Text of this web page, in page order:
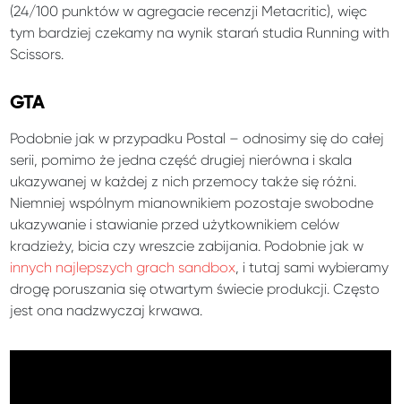
(24/100 punktów w agregacie recenzji Metacritic), więc
tym bardziej czekamy na wynik starań studia Running with
Scissors.
GTA
Podobnie jak w przypadku Postal – odnosimy się do całej
serii, pomimo że jedna część drugiej nierówna i skala
ukazywanej w każdej z nich przemocy także się różni.
Niemniej wspólnym mianownikiem pozostaje swobodne
ukazywanie i stawianie przed użytkownikiem celów
kradzieży, bicia czy wreszcie zabijania. Podobnie jak w
innych najlepszych grach sandbox, i tutaj sami wybieramy
drogę poruszania się otwartym świecie produkcji. Często
jest ona nadzwyczaj krwawa.